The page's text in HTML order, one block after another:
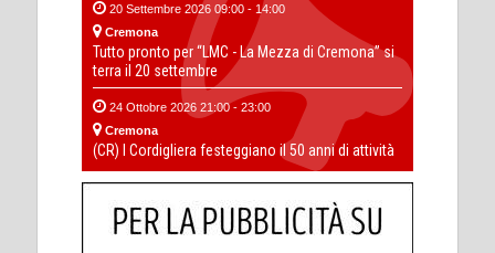
20 Settembre 2026 09:00 - 14:00
Cremona
Tutto pronto per “LMC - La Mezza di Cremona” si
terra il 20 settembre
24 Ottobre 2026 21:00 - 23:00
Cremona
(CR) I Cordigliera festeggiano il 50 anni di attività